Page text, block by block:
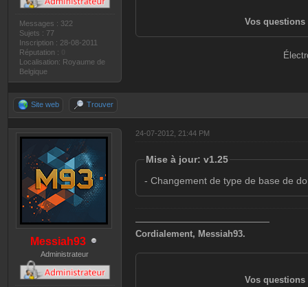
Messages : 322
Sujets : 77
Inscription : 28-08-2011
Réputation :
Localisation: Royaume de
Belgique
Vos questions
Site web Trouver
Messiah93
Administrateur
24-07-2012, 21:44 PM
Mise à jour: v1.25
- Changement de type de base de
———————————————
Cordialement, Messiah93.
Vos questions